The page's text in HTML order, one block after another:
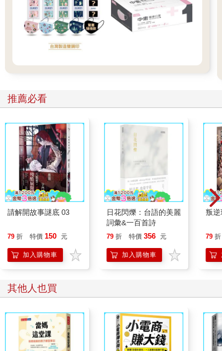
媽媽：「你不多吃一點，我要生氣了喔！」
小女孩又回：「我不想吃了啦！」
媽媽又說：「你再吃一點，等等才可以吃餅乾。」
小女孩還是搖頭說不要。
小女孩哭了。
子能吃多一點才有營養也是愛，但聽著小女孩的啜泣聲以及媽媽
繼續的叨唸聲：「哭什麼哭！嘴巴給我閉起來！」「你再哭試
試！」當下，我還真有股衝動想提醒媽媽：「你給孩子的愛，給
對了嗎？」
要求小女孩再多吃一點，這並不是愛，反而會把媽媽愛孩子準備
餐點的愛心給抹殺掉了，並且徒增親子關係間的壓力。
當小女孩感到肚子餓時說：「媽媽，我餓了！」
媽媽回：「你餓了啊！媽媽有準備你最愛吃的點心哦！」
這就是「愛」！
如果小女孩表示：「我吃飽了，吃不下了！」
媽媽說：「好哦，那我們先收起來，等你餓了，想吃再吃！」
別假愛之名，行宰制孩子之實
「你給孩子的愛，對了嗎？」是一個能夠幫助父母思考教養核心
的根本問題。
著每天繞著以孩子為中心團團轉的生活，到頭來卻讓孩子抱怨父
母管太多，孩子也沒有因為父母為自己做那麼多事而更感謝父母
這往往也是父母陷入挫折的困惑點，不懂到底哪裡做錯了。
其實，錯不在於父母為孩子的辛苦忙碌，而是愛的方式給搞錯
推薦必看
請解開故事謎底 03
79 折 特價 150 元
加入購物車
日花閃爍：台語的美麗
詞彙&一百首詩
79 折 特價 356 元
加入購物車
叛逆
79 折
其他人也買